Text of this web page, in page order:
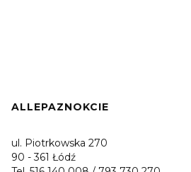
Linki w stopce
ALLEPAZNOKCIE
ul. Piotrkowska 270
90 - 361 Łódź